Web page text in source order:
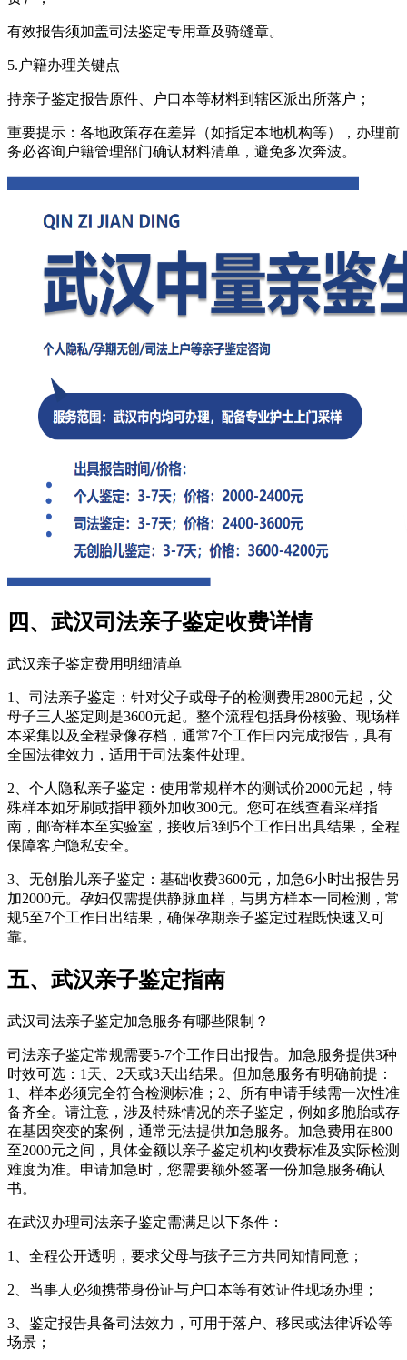
有效报告须加盖司法鉴定专用章及骑缝章。
5.户籍办理关键点
持亲子鉴定报告原件、户口本等材料到辖区派出所落户；
重要提示：各地政策存在差异（如指定本地机构等），办理前
务必咨询户籍管理部门确认材料清单，避免多次奔波。
四、武汉司法亲子鉴定收费详情
武汉亲子鉴定费用明细清单
1、司法亲子鉴定：针对父子或母子的检测费用2800元起，父
母子三人鉴定则是3600元起。整个流程包括身份核验、现场样
本采集以及全程录像存档，通常7个工作日内完成报告，具有
全国法律效力，适用于司法案件处理。
2、个人隐私亲子鉴定：使用常规样本的测试价2000元起，特
殊样本如牙刷或指甲额外加收300元。您可在线查看采样指
南，邮寄样本至实验室，接收后3到5个工作日出具结果，全程
保障客户隐私安全。
3、无创胎儿亲子鉴定：基础收费3600元，加急6小时出报告另
加2000元。孕妇仅需提供静脉血样，与男方样本一同检测，常
规5至7个工作日出结果，确保孕期亲子鉴定过程既快速又可
靠。
五、武汉亲子鉴定指南
武汉司法亲子鉴定加急服务有哪些限制？
司法亲子鉴定常规需要5-7个工作日出报告。加急服务提供3种
时效可选：1天、2天或3天出结果。但加急服务有明确前提：
1、样本必须完全符合检测标准；2、所有申请手续需一次性准
备齐全。请注意，涉及特殊情况的亲子鉴定，例如多胞胎或存
在基因突变的案例，通常无法提供加急服务。加急费用在800
至2000元之间，具体金额以亲子鉴定机构收费标准及实际检测
难度为准。申请加急时，您需要额外签署一份加急服务确认
书。
在武汉办理司法亲子鉴定需满足以下条件：
1、全程公开透明，要求父母与孩子三方共同知情同意；
2、当事人必须携带身份证与户口本等有效证件现场办理；
3、鉴定报告具备司法效力，可用于落户、移民或法律诉讼等
场景；